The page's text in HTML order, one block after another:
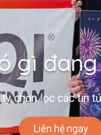
gì
chọn lọc các tin
Liên hệ ngay